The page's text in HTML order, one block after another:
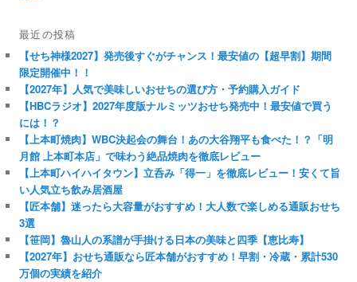
最近の投稿
【せち神様2027】発売後すぐがチャンス！最安値の【超早割】期間
限定開催中！！
【2027年】人気で美味しいおせちの選び方・予約購入ガイド
【HBCラジオ】2027年度版ナルミッツおせち発売中！最安値で買う
には！？
【上本町焼肉】WBC決起会の舞台！あの大谷翔平も食べた！？「明
月館 上本町本店」で味わう絶品焼肉を徹底レビュー
【上本町ハイハイタウン】立呑み「得一」を徹底レビュー！安くて旨
い人気立ち飲み居酒屋
【匠本舗】迷ったら大容量がおすすめ！大人数で楽しめる通販おせち
3選
【笹岡】魯山人の系譜が手掛ける日本の美味と四季【恵比寿】
【2027年】おせち通販なら匠本舗がおすすめ！早割・冷蔵・累計530
万個の実績を紹介